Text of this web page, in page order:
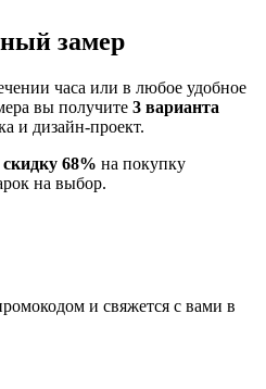
замер
часа или в любое удобное
вы получите 3 варианта
и дизайн-проект.
скидку 68% на покупку
на выбор.
и свяжется с вами в